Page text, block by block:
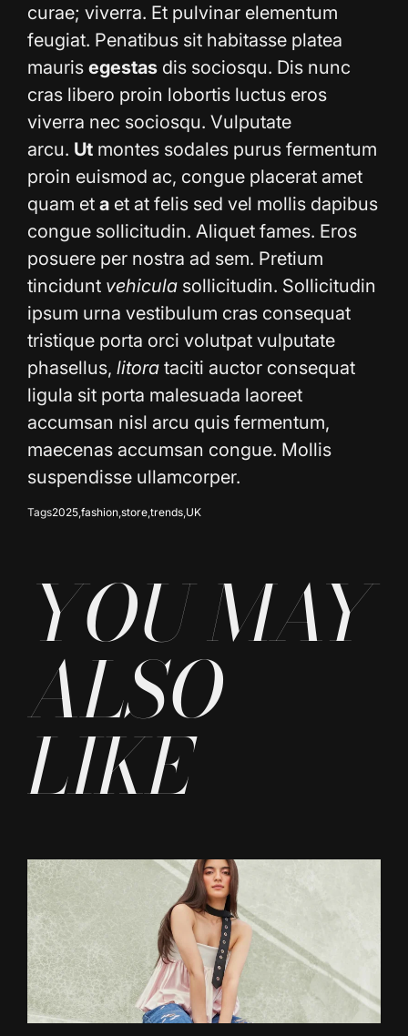
curae; viverra. Et pulvinar elementum
feugiat. Penatibus sit habitasse platea
mauris egestas dis sociosqu. Dis nunc
cras libero proin lobortis luctus eros
viverra nec sociosqu. Vulputate
arcu. Ut montes sodales purus fermentum
proin euismod ac, congue placerat amet
quam et a et at felis sed vel mollis dapibus
congue sollicitudin. Aliquet fames. Eros
posuere per nostra ad sem. Pretium
tincidunt vehicula sollicitudin. Sollicitudin
ipsum urna vestibulum cras consequat
tristique porta orci volutpat vulputate
phasellus, litora taciti auctor consequat
ligula sit porta malesuada laoreet
accumsan nisl arcu quis fermentum,
maecenas accumsan congue. Mollis
suspendisse ullamcorper.
Tags2025,fashion,store,trends,UK
YOU MAY
ALSO
LIKE